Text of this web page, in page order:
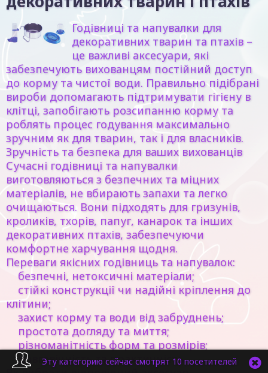
Годівниці та напувалки для
декоративних тварин та птахів –
це важливі аксесуари, які
забезпечують вихованцям постійний доступ
до корму та чистої води. Правильно підібрані
вироби допомагають підтримувати гігієну в
клітці, запобігають розсипанню корму та
роблять процес годування максимально
зручним як для тварин, так і для власників.
Зручність та безпека для ваших вихованців
Сучасні годівниці та напувалки
виготовляються з безпечних та міцних
матеріалів, не вбирають запахи та легко
очищаються. Вони підходять для гризунів,
кроликів, тхорів, папуг, канарок та інших
декоративних птахів, забезпечуючи
комфортне харчування щодня.
Переваги якісних годівниць та напувалок:
безпечні, нетоксичні матеріали;
стійкі конструкції чи надійні кріплення до
клітини;
захист корму та води від забруднень;
простота догляду та миття;
різноманітність форм та розмірів;
довговічність та практичність.
Эту категорию сейчас смотрят 10 посетителей